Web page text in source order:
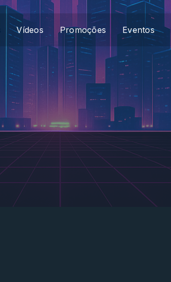
Vídeos Promoções Eventos